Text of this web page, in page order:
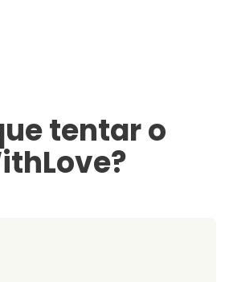
tentar o